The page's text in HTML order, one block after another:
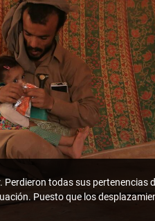
todas sus pertenencias
Puesto que los